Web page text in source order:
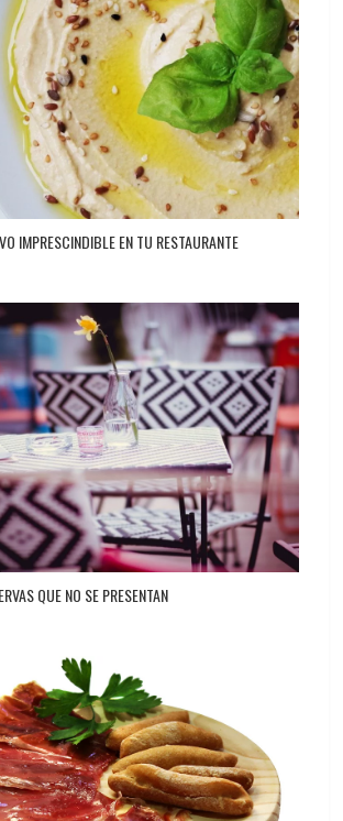
IMPRESCINDIBLE EN TU RESTAURANTE
QUE NO SE PRESENTAN